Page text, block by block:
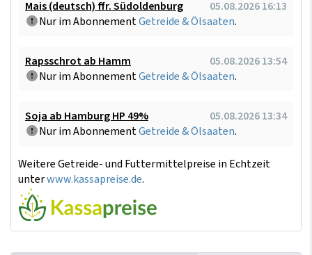
Mais (deutsch) ffr. Südoldenburg
05.08.2026 16:13
Nur im AbonnementGetreide & Ölsaaten.
Rapsschrot ab Hamm
05.08.2026 13:54
Nur im AbonnementGetreide & Ölsaaten.
Soja ab Hamburg HP 49%
05.08.2026 13:34
Nur im AbonnementGetreide & Ölsaaten.
Weitere Getreide- und Futtermittelpreise in Echtzeit
unterwww.kassapreise.de.